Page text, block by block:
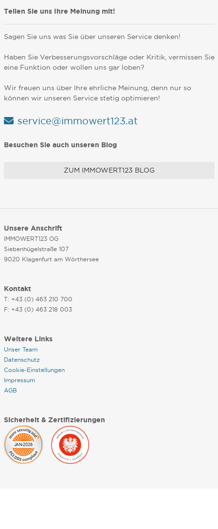
Teilen Sie uns Ihre Meinung mit!
Sagen Sie uns was Sie über unseren Service denken!
Haben Sie Verbesserungsvorschläge oder Kritik, vermissen Sie
eine Funktion oder wollen uns gar loben?
Wir freuen uns über Ihre ehrliche Meinung, denn nur so
können wir unseren Service stetig optimieren!
service@immowert123.at
Besuchen Sie auch unseren Blog
ZUM IMMOWERT123 BLOG
Unsere Anschrift
IMMOWERT123 OG
Siebenhügelstraße 107
9020 Klagenfurt am Wörthersee
Kontakt
T: +43 (0) 463 210 700
F: +43 (0) 463 218 003
Weitere Links
Unser Team
Datenschutz
Cookie-Einstellungen
Impressum
AGB
Sicherheit & Zertifizierungen